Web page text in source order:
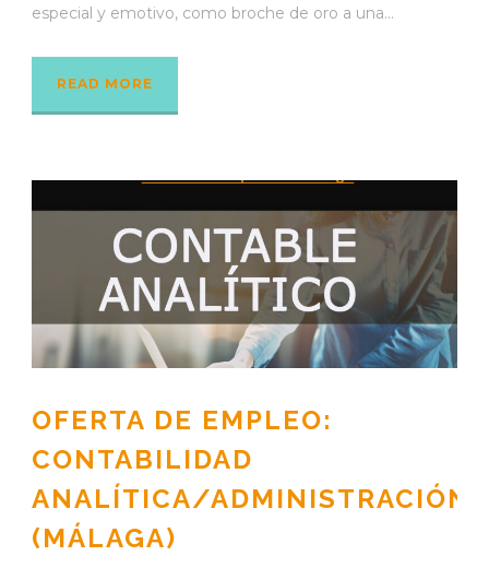
especial y emotivo, como broche de oro a una...
READ MORE
OFERTA DE EMPLEO:
CONTABILIDAD
ANALÍTICA/ADMINISTRACIÓN
(MÁLAGA)